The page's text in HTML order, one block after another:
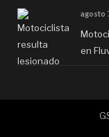
agosto
en